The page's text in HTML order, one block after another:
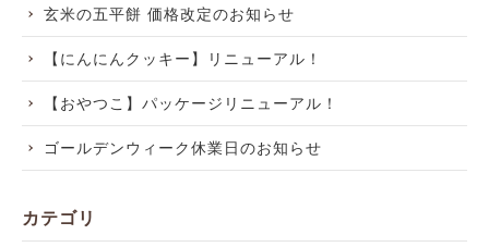
玄米の五平餅 価格改定のお知らせ
【にんにんクッキー】リニューアル！
【おやつこ】パッケージリニューアル！
ゴールデンウィーク休業日のお知らせ
カテゴリ